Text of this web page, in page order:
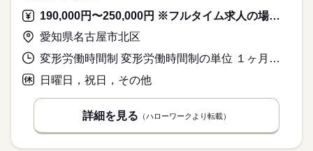
190,000円〜250,000円 ※フルタイム求人の場合は月額（換算額）、パート求人の場合は時間額を表示しています。
愛知県名古屋市北区
変形労働時間制 変形労働時間制の単位 １ヶ月単位 就業時間１ 8時30分〜17時30分
日曜日，祝日，その他
詳細を見る （ハローワークより転載）